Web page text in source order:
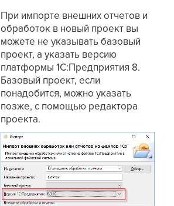
При импорте внешних отчетов и
обработок в новый проект вы
можете не указывать базовый
проект, а указать версию
платформы 1С:Предприятия 8.
Базовый проект, если
понадобится, можно указать
позже, с помощью редактора
проекта.